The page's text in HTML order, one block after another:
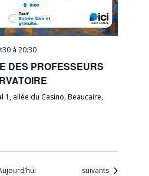
à20:30
DES PROFESSEURS
1, allée du Casino, Beaucaire,
Évènements
suivants